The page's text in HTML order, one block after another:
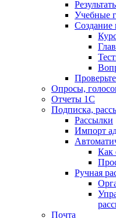
Учебные
Создание
Опросы,
Отчеты 1С
Подписка,
Рассылки
Импорт
Как
Ручная
Почта